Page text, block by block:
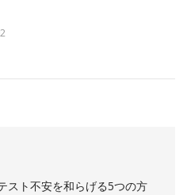
スト不安を和らげる5つの方